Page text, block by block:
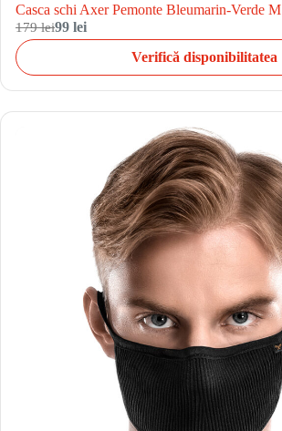
Casca schi Axer Pemonte Bleumarin-Verde M
179 lei99 lei
Verifică disponibilitatea